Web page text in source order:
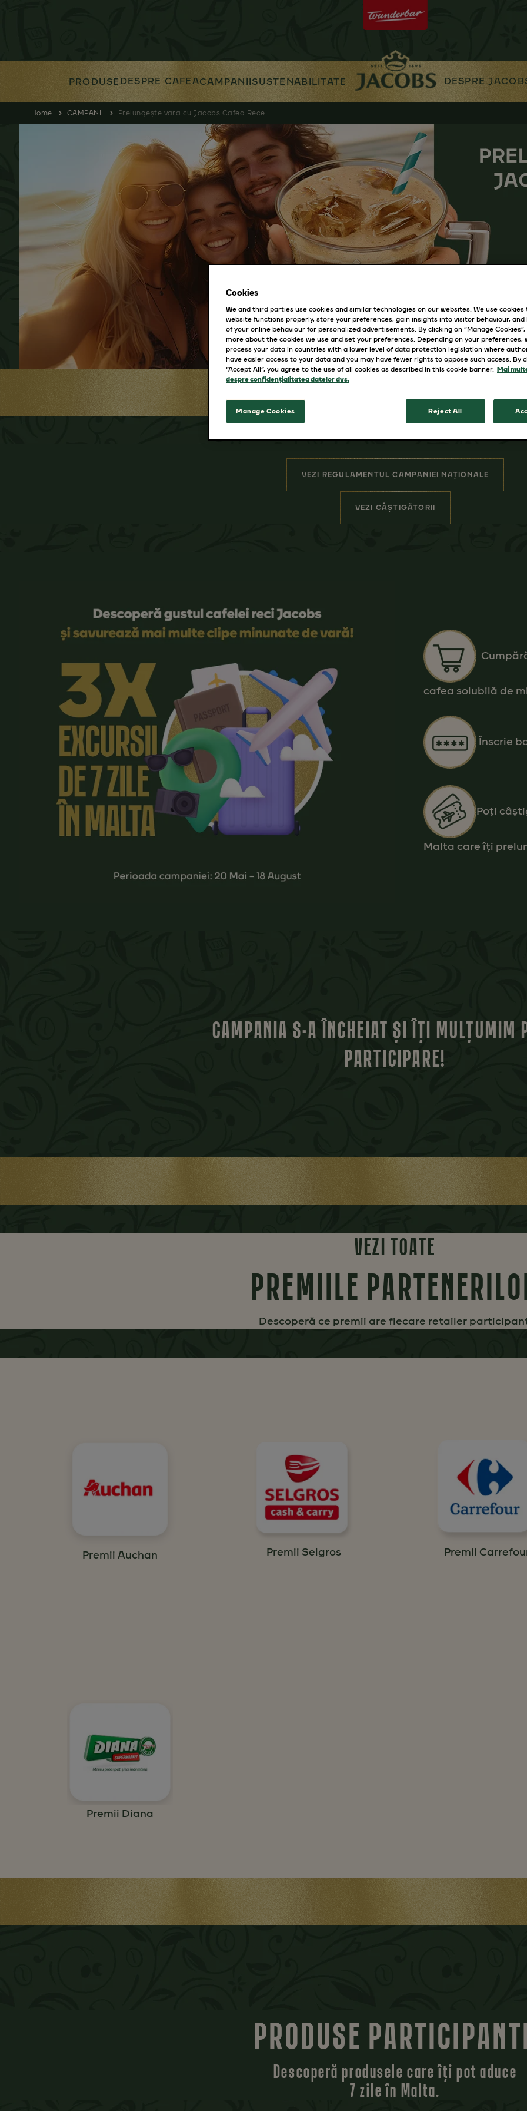
PRODUSE DESPRE CAFEACAMPANIISUSTENABILITATE DESPRE
Home CAMPANII Prelungește vara cu Jacobs Cafea Rece
VEZI REGULAMENTUL CAMPANIEI NAȚIONALE
VEZI CÂȘTIGĂTORII
cafea solubilă de
Înscrie
Poți
Malta care îți
CAMPANIA S-A ÎNCHEIAT ȘI ÎȚI MULȚUMIM
PARTICIPARE!
VEZI TOATE
PREMIILE
Descoperă ce premii are fiecare retailer
Premii Auchan Premii Selgros Premii
Premii Diana
PRODUSE
Descoperă produsele care îți pot aduce
7 zile în Malta.
Cookies
We and third parties use cookies and similar technologies on our websites. We use
website functions properly, store your preferences, gain insights into visitor behaviour, and
of your online behaviour for personalized advertisements. By clicking on “Manage
more about the cookies we use and set your preferences. Depending on your preferences,
process your data in countries with a lower level of data protection legislation where
have easier access to your data and you may have fewer rights to oppose such access. By
“Accept All”, you agree to the use of all cookies as described in this cookie banner. Mai
despre confidențialitatea datelor dvs.
Manage Cookies Reject All